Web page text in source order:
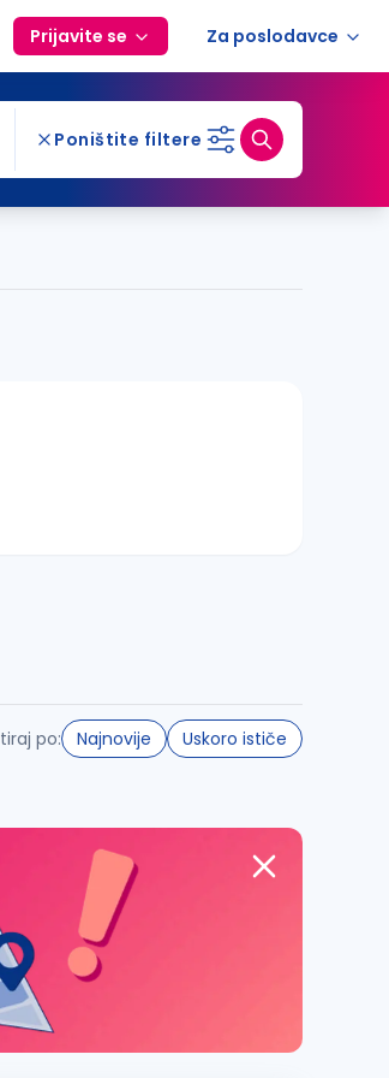
Prijavite se Za poslodavce
Poništite filtere
po: Najnovije Uskoro ističe